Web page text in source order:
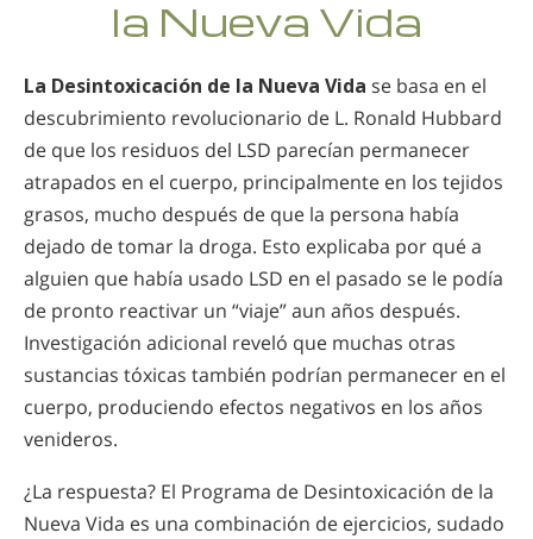
Noruego
Ruso
Sueco
Chino
Árabe
Nepalí
Ucraniano
Croata
Turco
la Nueva Vida
La Desintoxicación de la Nueva Vida se basa en el
descubrimiento revolucionario de L. Ronald Hubbard
de que los residuos del LSD parecían permanecer
atrapados en el cuerpo, principalmente en los tejidos
grasos, mucho después de que la persona había
dejado de tomar la droga. Esto explicaba por qué a
alguien que había usado LSD en el pasado se le podía
de pronto reactivar un “viaje” aun años después.
Investigación adicional reveló que muchas otras
sustancias tóxicas también podrían permanecer en el
cuerpo, produciendo efectos negativos en los años
venideros.
¿La respuesta? El Programa de Desintoxicación de la
Nueva Vida es una combinación de ejercicios, sudado